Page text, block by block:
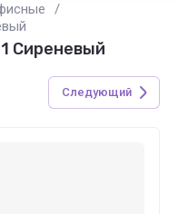
/
Сиреневый
Следующий